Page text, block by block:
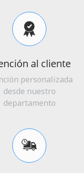
al cliente
personalizada
desde nuestro
departamento